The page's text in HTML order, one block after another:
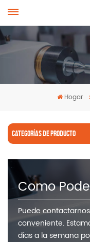
Hogar
CATEGORÍAS DE PRODUCTO
Como
Puede
conveniente.
días a la semana